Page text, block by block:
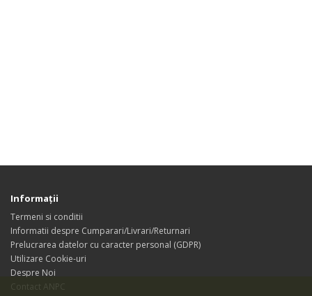
Informaţii
Termeni si conditii
Informatii despre Cumparari/Livrari/Returnari
Prelucrarea datelor cu caracter personal (GDPR)
Utilizare Cookie-uri
Despre Noi
Contact ANPC